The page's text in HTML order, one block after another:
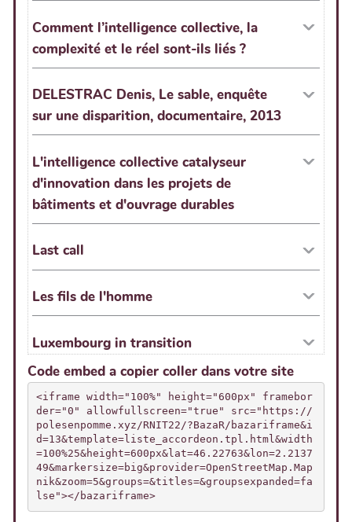
Code embed a copier coller dans votre site
<iframe width="100%" height="600px" framebor
der="0" allowfullscreen="true" src="https://
polesenpomme.xyz/RNIT22/?BazaR/bazariframe&i
d=13&template=liste_accordeon.tpl.html&width
=100%25&height=600px&lat=46.22763&lon=2.2137
49&markersize=big&provider=OpenStreetMap.Map
nik&zoom=5&groups=&titles=&groupsexpanded=fa
lse"></bazariframe>